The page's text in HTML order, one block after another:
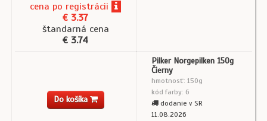
cena po registrácii
€ 3.37
štandarná cena
€ 3.74
Do košíka
Pilker Norgepilken 150g
Čierny
hmotnosť: 150g
kód farby: 6
dodanie v SR
11.08.2026